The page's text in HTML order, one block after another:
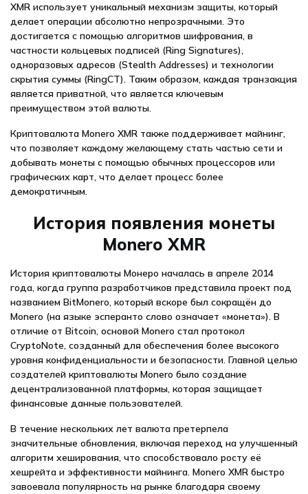
XMR использует уникальный механизм защиты, который
делает операции абсолютно непрозрачными. Это
достигается с помощью алгоритмов шифрования, в
частности кольцевых подписей (Ring Signatures),
одноразовых адресов (Stealth Addresses) и технологии
скрытия суммы (RingCT). Таким образом, каждая транзакция
является приватной, что является ключевым
преимуществом этой валюты.
Криптовалюта Monero XMR также поддерживает майнинг,
что позволяет каждому желающему стать частью сети и
добывать монеты с помощью обычных процессоров или
графических карт, что делает процесс более
демократичным.
История появления монеты
Monero XMR
История криптовалюты Монеро началась в апреле 2014
года, когда группа разработчиков представила проект под
названием BitMonero, который вскоре был сокращён до
Monero (на языке эсперанто слово означает «монета»). В
отличие от Bitcoin, основой Monero стал протокол
CryptoNote, созданный для обеспечения более высокого
уровня конфиденциальности и безопасности. Главной целью
создателей криптовалюты Monero было создание
децентрализованной платформы, которая защищает
финансовые данные пользователей.
В течение нескольких лет валюта претерпела
значительные обновления, включая переход на улучшенный
алгоритм хеширования, что способствовало росту её
хешрейта и эффективности майнинга. Monero XMR быстро
завоевала популярность на рынке благодаря своему